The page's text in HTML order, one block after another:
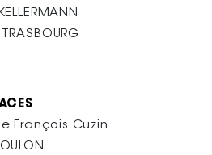
François Cuzin